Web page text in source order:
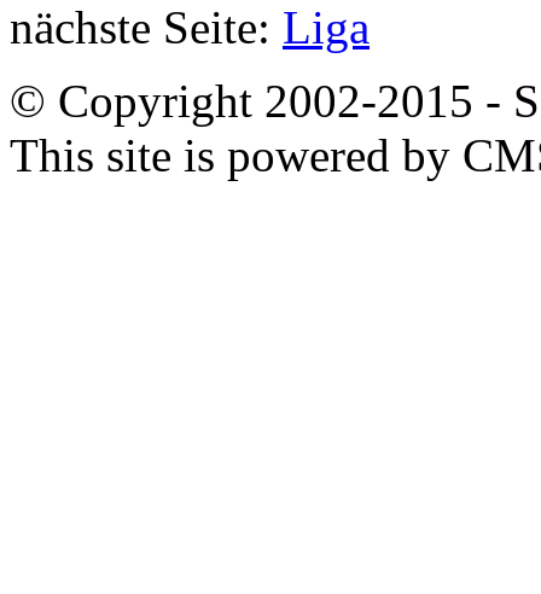
nächste Seite: Liga
© Copyright 2002-2015 -
This site is powered by